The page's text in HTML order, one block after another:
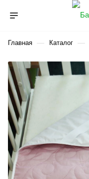
Главная — Каталог —